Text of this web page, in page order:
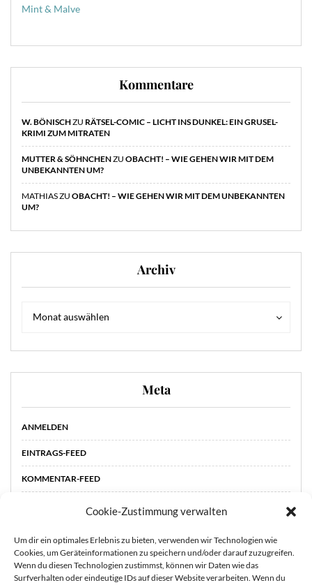
Cookie-Zustimmung verwalten
Um dir ein optimales Erlebnis zu bieten, verwenden wir Technologien wie
Cookies, um Geräteinformationen zu speichern und/oder darauf zuzugreifen.
Wenn du diesen Technologien zustimmst, können wir Daten wie das
Surfverhalten oder eindeutige IDs auf dieser Website verarbeiten. Wenn du
Mint & Malve
Kommentare
W. BÖNISCHZU RÄTSEL-COMIC – LICHT INS DUNKEL: EIN GRUSEL-
KRIMI ZUM MITRATEN
MUTTER & SÖHNCHENZU OBACHT! – WIE GEHEN WIR MIT DEM
UNBEKANNTEN UM?
MATHIASZU OBACHT! – WIE GEHEN WIR MIT DEM UNBEKANNTEN
UM?
Archiv
Monat auswählen
Meta
ANMELDEN
EINTRAGS-FEED
KOMMENTAR-FEED